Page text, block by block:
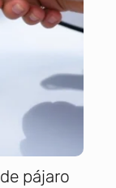
pájaro